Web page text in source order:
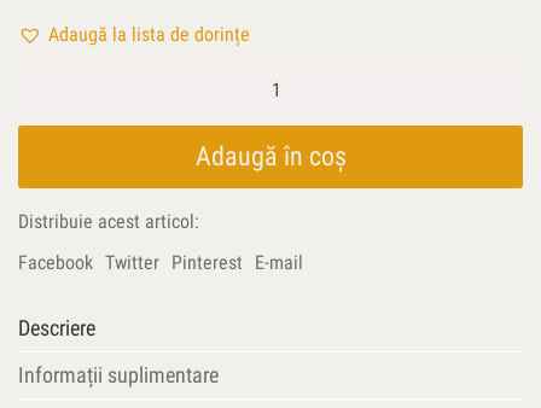
Adaugă la lista de dorințe
şi
militare
la
al
lea
Adaugă în coș
Distribuie acest articol:
Facebook Twitter Pinterest E-mail
Descriere
Informații suplimentare